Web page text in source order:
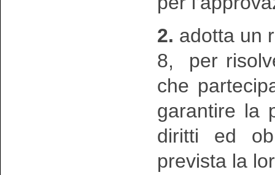
2. adotta un
8, per
che
garantire la
diritti ed
prevista la